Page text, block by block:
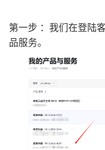
第一步 ：我们在登陆
品服务。